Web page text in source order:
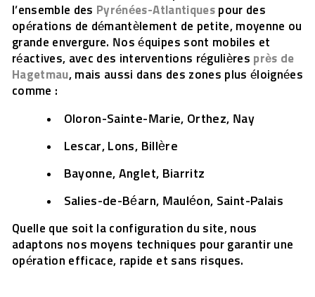
l’ensemble des Pyrénées-Atlantiquespour des
opérations de démantèlement de petite, moyenne ou
grande envergure. Nos équipes sont mobiles et
réactives, avec des interventions régulières près de
Hagetmau, mais aussi dans des zones plus éloignées
comme :
Oloron-Sainte-Marie, Orthez, Nay
Lescar, Lons, Billère
Bayonne, Anglet, Biarritz
Salies-de-Béarn, Mauléon, Saint-Palais
Quelle que soit la configuration du site, nous
adaptons nos moyens techniques pour garantir une
opération efficace, rapide et sans risques.